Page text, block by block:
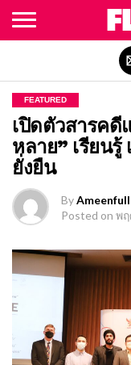
FEATURED
เปิดตัวสารคดี
หลาย” เรียน
ยั่งยืน
By
Posted on พฤ